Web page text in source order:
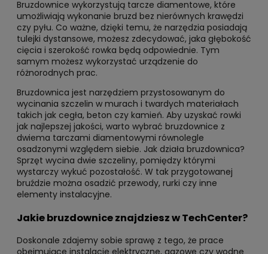
Bruzdownice wykorzystują tarcze diamentowe, które
umożliwiają wykonanie bruzd bez nierównych krawędzi
czy pyłu. Co ważne, dzięki temu, że narzędzia posiadają
tulejki dystansowe, możesz zdecydować, jaka głębokość
cięcia i szerokość rowka będą odpowiednie. Tym
samym możesz wykorzystać urządzenie do
różnorodnych prac.
Bruzdownica jest narzędziem przystosowanym do
wycinania szczelin w murach i twardych materiałach
takich jak cegła, beton czy kamień. Aby uzyskać rowki
jak najlepszej jakości, warto wybrać bruzdownice z
dwiema tarczami diamentowymi równolegle
osadzonymi względem siebie. Jak działa bruzdownica?
Sprzęt wycina dwie szczeliny, pomiędzy którymi
wystarczy wykuć pozostałość. W tak przygotowanej
bruździe można osadzić przewody, rurki czy inne
elementy instalacyjne.
Jakie bruzdownice znajdziesz w TechCenter?
Doskonale zdajemy sobie sprawę z tego, że prace